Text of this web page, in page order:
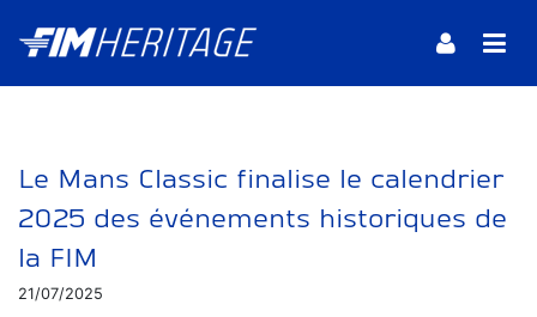
Le Mans Classic finalise le calendrier
2025 des événements historiques de
la FIM
21/07/2025